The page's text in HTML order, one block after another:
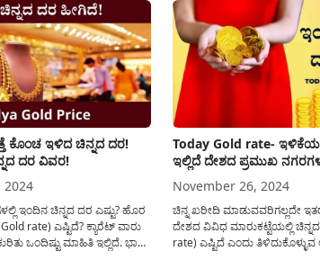
ಕೊಂಚ ಇಳಿದ ಚಿನ್ನದ ದರ!
ದರ ವಿವರ!
2024
ಇಂದಿನ ಚಿನ್ನದ ದರ ಎಷ್ಟು? ಹೊರ
rate) ಎಷ್ಟಿದೆ? ಕ್ಯಾರೆಟ್ ವಾರು
ಒಂದಿಷ್ಟು ಮಾಹಿತಿ ಇಲ್ಲಿದೆ. ಭಾರತ
Today Gold rate-
ಇಲ್ಲಿದೆ ದೇಶದ ಪ್ರಮುಖ
November 26, 2024
ಚಿನ್ನ ಖರೀದಿ ಮಾಡುವವರಿಗಲ್ಲದೇ
ದೇಶದ ವಿವಿಧ ಮಾರುಕಟ್ಟೆಯಲ್ಲಿ
rate) ಎಷ್ಟಿದೆ ಎಂದು ತಿಳಿದುಕೊಳ್ಳುವ